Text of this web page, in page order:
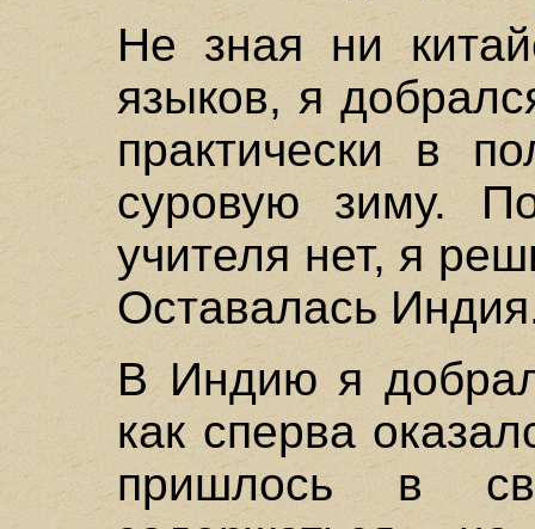
Не зная ни
языков, я
практически в
суровую зиму.
учителя нет, я
Оставалась
В Индию я
как сперва
пришлось в